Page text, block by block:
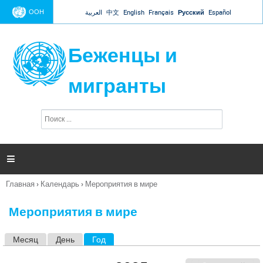
Jump to navigation
ООН العربية 中文 English Français Русский Español
Беженцы и
мигранты
п
и

Вы
Главная › Календарь › Мероприятия в мире
Мероприятия в мире
Месяц День Год